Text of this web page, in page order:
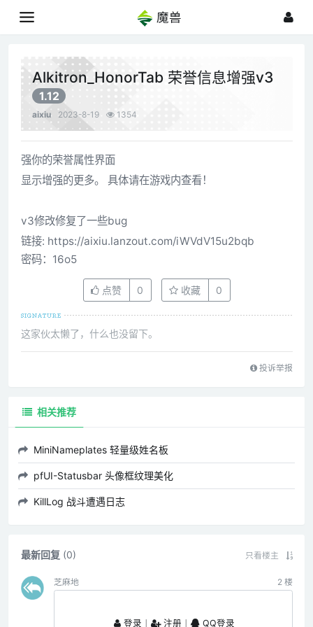
魔兽
Alkitron_HonorTab 荣誉信息增强v3
1.12
aixiu 2023-8-19 1354
强你的荣誉属性界面
显示增强的更多。 具体请在游戏内查看！
v3修改修复了一些bug
链接: https://aixiu.lanzout.com/iWVdV15u2bqb
密码：16o5
点赞 0 收藏 0
这家伙太懒了，什么也没留下。
投诉举报
相关推荐
MiniNameplates 轻量级姓名板
pfUI-Statusbar 头像框纹理美化
KillLog 战斗遭遇日志
最新回复(0) 只看楼主
芝麻地 2 楼
登录 丨 注册 丨 QQ登录